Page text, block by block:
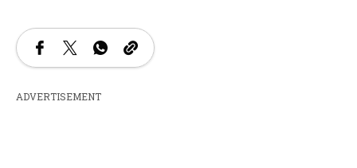
ADVERTISEMENT